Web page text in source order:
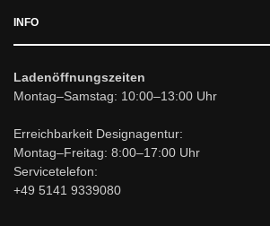
INFO
Ladenöffnungszeiten
Montag–Samstag: 10:00–13:00 Uhr
Erreichbarkeit Designagentur:
Montag–Freitag: 8:00–17:00 Uhr
Servicetelefon:
+49 5141 9339080